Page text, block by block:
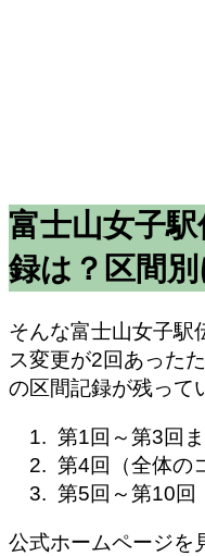
富士山女子
録は？区間別
そんな富士山女子駅
ス変更が2回あった
の区間記録が残って
第1回～第3回
第4回（全体の
第5回～第10回
公式ホームページを